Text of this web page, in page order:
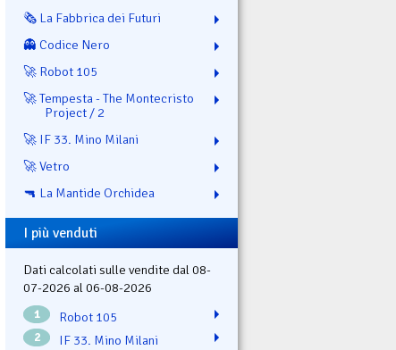
🗞️ La Fabbrica dei Futuri
👻 Codice Nero
🚀 Robot 105
🚀 Tempesta - The Montecristo
Project / 2
🚀 IF 33. Mino Milani
🚀 Vetro
🔫 La Mantide Orchidea
I più venduti
Dati calcolati sulle vendite dal 08-
07-2026 al 06-08-2026
1 Robot 105
2 IF 33. Mino Milani